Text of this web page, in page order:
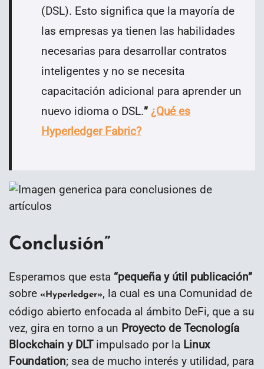
(DSL). Esto significa que la mayoría de
las empresas ya tienen las habilidades
necesarias para desarrollar contratos
inteligentes y no se necesita
capacitación adicional para aprender un
nuevo idioma o DSL.” ¿Qué es
Hyperledger Fabric?
Conclusión”
Esperamos que esta “pequeña y útil publicación”
sobre «Hyperledger», la cual es una Comunidad de
código abierto enfocada al ámbito DeFi, que a su
vez, gira en torno a un Proyecto de Tecnología
Blockchain y DLTimpulsado por la Linux
Foundation; sea de mucho interés y utilidad, para